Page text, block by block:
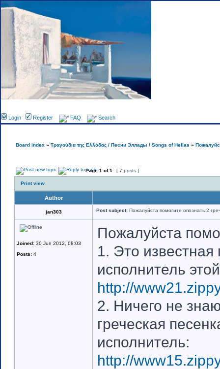
Login Register FAQ Search
Board index » Τραγούδια της Ελλάδας / Песни Эллады / Songs of Hellas »
Page 1 of1 [ 7 posts ]
Print view
Author
jan303 Post subject: Пожалуйста помогите опознать 2
Joined: 30 Jun 2012, 08:03
Posts: 4
Пожалуйста
1. Это известная
исполнитель
http://
2. Ничего не
греческая
исполнитель:
http://